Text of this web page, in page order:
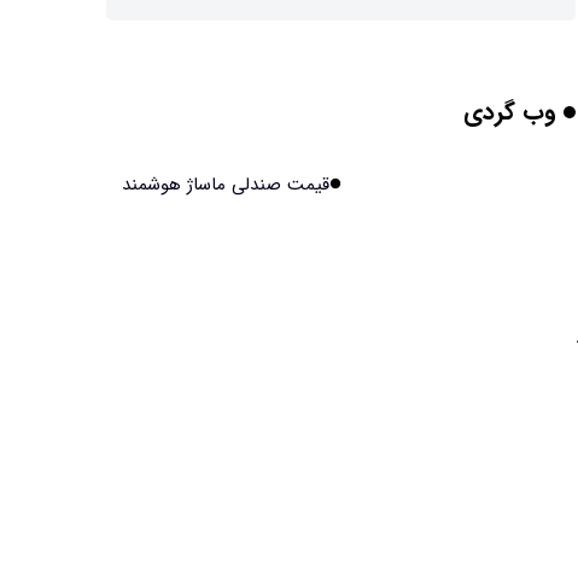
برنج فضایی چین به مرحله برداشت رسید
وب گردی
قیمت صندلی ماساژ هوشمند